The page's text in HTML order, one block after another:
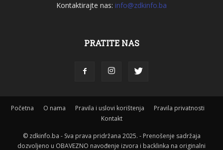
Kontaktirajte nas: info@zdkinfo.ba
PRATITE NAS
Početna O nama Pravila i uslovi korištenja
Pravila privatnosti
Kontakt
© zdkinfo.ba - Sva prava pridržana 2025. - Prenošenje sadržaja
dozvoljeno u OBAVEZNO navođenje izvora i backlinka na originalni